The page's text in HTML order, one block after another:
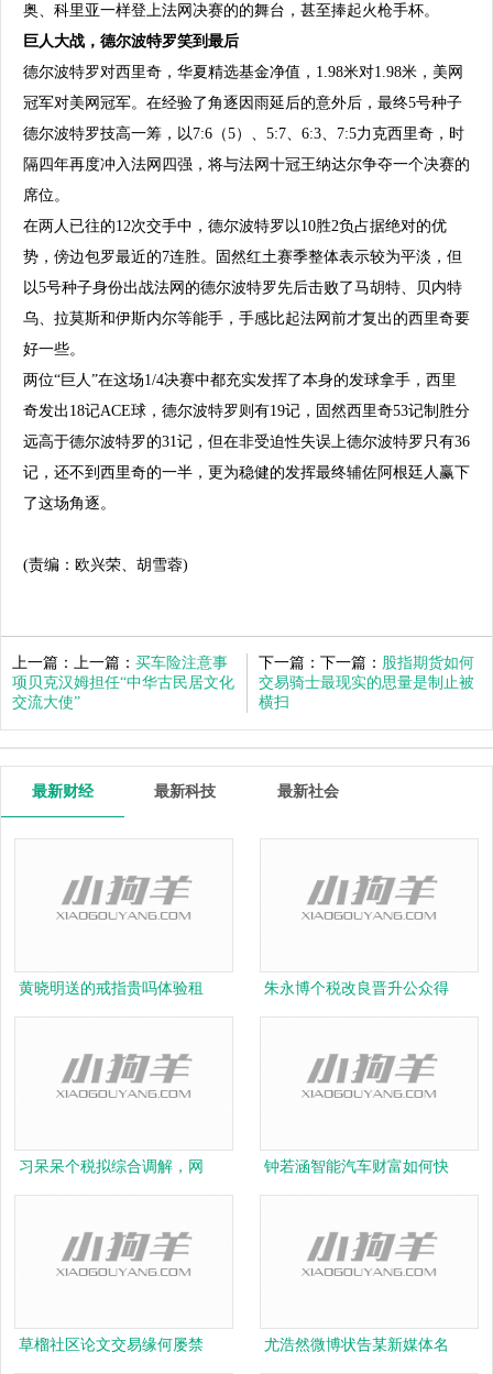
奥、科里亚一样登上法网决赛的的舞台，甚至捧起火枪手杯。
巨人大战，德尔波特罗笑到最后
德尔波特罗对西里奇，华夏精选基金净值，1.98米对1.98米，美网
冠军对美网冠军。在经验了角逐因雨延后的意外后，最终5号种子
德尔波特罗技高一筹，以7:6（5）、5:7、6:3、7:5力克西里奇，时
隔四年再度冲入法网四强，将与法网十冠王纳达尔争夺一个决赛的
席位。
在两人已往的12次交手中，德尔波特罗以10胜2负占据绝对的优
势，傍边包罗最近的7连胜。固然红土赛季整体表示较为平淡，但
以5号种子身份出战法网的德尔波特罗先后击败了马胡特、贝内特
乌、拉莫斯和伊斯内尔等能手，手感比起法网前才复出的西里奇要
好一些。
两位“巨人”在这场1/4决赛中都充实发挥了本身的发球拿手，西里
奇发出18记ACE球，德尔波特罗则有19记，固然西里奇53记制胜分
远高于德尔波特罗的31记，但在非受迫性失误上德尔波特罗只有36
记，还不到西里奇的一半，更为稳健的发挥最终辅佐阿根廷人赢下
了这场角逐。
(责编：欧兴荣、胡雪蓉)
上一篇：上一篇： 买车险注意事
项贝克汉姆担任“中华古民居文化
交流大使”
下一篇：下一篇： 股指期货如何
交易骑士最现实的思量是制止被
横扫
最新财经 最新科技 最新社会
黄晓明送的戒指贵吗体验租 朱永博个税改良晋升公众得
习呆呆个税拟综合调解，网 钟若涵智能汽车财富如何快
草榴社区论文交易缘何屡禁 尤浩然微博状告某新媒体名